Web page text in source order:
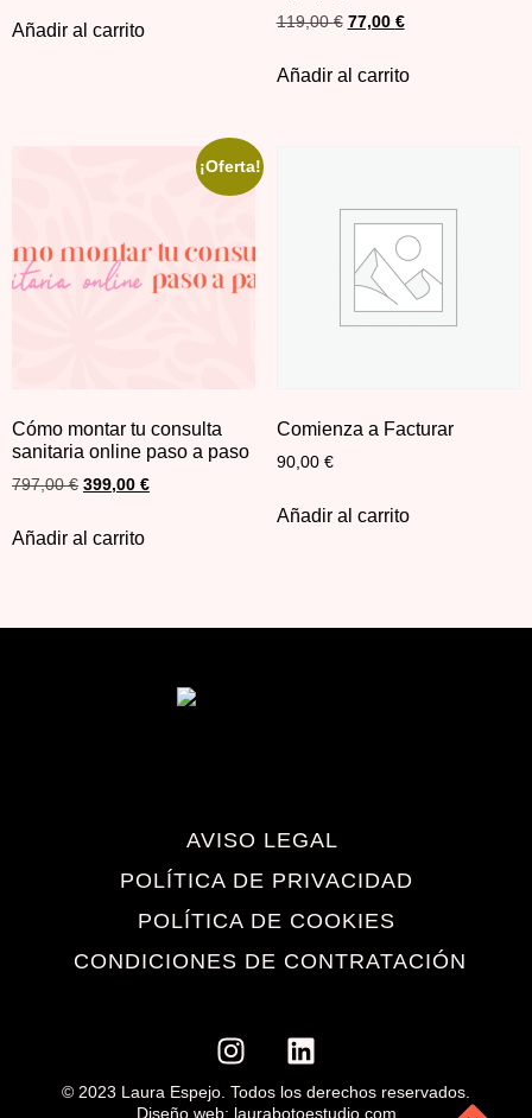
Añadir al carrito 119,00€ 77,00 €
Añadir al carrito
¡Oferta!
Cómo montar tu consulta
sanitaria online paso a paso
797,00€ 399,00 €
Añadir al carrito
Comienza a Facturar
90,00 €
Añadir al carrito
AVISO LEGAL
POLÍTICA DE PRIVACIDAD
POLÍTICA DE COOKIES
CONDICIONES DE CONTRATACIÓN
© 2023 Laura Espejo. Todos los derechos reservados.
Diseño web: laurabotoestudio.com